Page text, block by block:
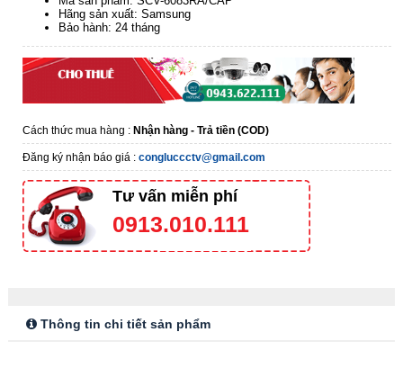
Hãng sản xuất: Samsung
Bảo hành: 24 tháng
Cách thức mua hàng : Nhận hàng - Trả tiền (COD)
Đăng ký nhận báo giá : congluccctv@gmail.com
Tư vấn miễn phí
0913.010.111
Thông tin chi tiết sản phẩm